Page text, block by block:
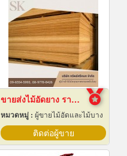
ขายส่งไม้อัดยาง ราคาถูก
หมวดหมู่ : ผู้ขายไม้อัดและไม้บาง
ติดต่อผู้ขาย